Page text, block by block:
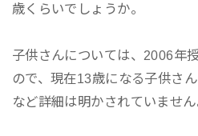
歳くらいでしょうか。
子供さんについては、2006年
ので、現在13歳になる子供さ
など詳細は明かされていません